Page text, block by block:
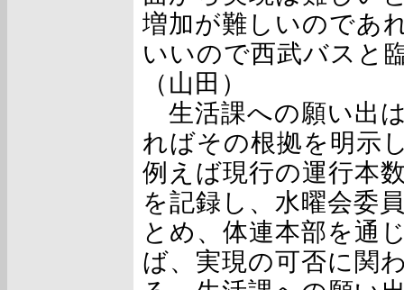
増加が難しいのであ
いいので西武バスと
（山田）
生活課への願い出
ればその根拠を明示
例えば現行の運行本
を記録し、水曜会委
とめ、体連本部を通
ば、実現の可否に関